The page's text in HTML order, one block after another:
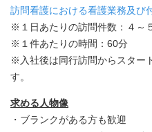
訪問看護における看護業務及び
※１日あたりの訪問件数：４～
※１件あたりの時間：60分
※入社後は同行訪問からスター
す。
求める人物像
・ブランクがある方も歓迎